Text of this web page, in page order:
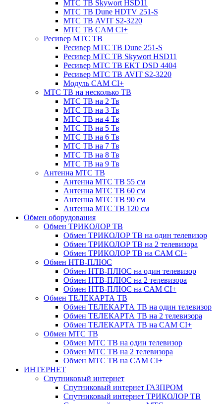
МТС ТВ Skywort HSD11
МТС ТВ Dune HDTV 251-S
МТС ТВ AVIT S2-3220
МТС ТВ CAM CI+
Ресивер МТС ТВ
Ресивер МТС ТВ Dune 251-S
Ресивер МТС ТВ Skywort HSD11
Ресивер МТС ТВ EKT DSD 4404
Ресивер МТС ТВ AVIT S2-3220
Модуль CAM CI+
МТС ТВ на несколько ТВ
МТС ТВ на 2 Тв
МТС ТВ на 3 Тв
МТС ТВ на 4 Тв
МТС ТВ на 5 Тв
МТС ТВ на 6 Тв
МТС ТВ на 7 Тв
МТС ТВ на 8 Тв
МТС ТВ на 9 Тв
Антенна МТС ТВ
Антенна МТС ТВ 55 см
Антенна МТС ТВ 60 см
Антенна МТС ТВ 90 см
Антенна МТС ТВ 120 см
Обмен оборудования
Обмен ТРИКОЛОР ТВ
Обмен ТРИКОЛОР ТВ на один телевизор
Обмен ТРИКОЛОР ТВ на 2 телевизора
Обмен ТРИКОЛОР ТВ на CAM CI+
Обмен НТВ-ПЛЮС
Обмен НТВ-ПЛЮС на один телевизор
Обмен НТВ-ПЛЮС на 2 телевизора
Обмен НТВ-ПЛЮС на CAM CI+
Обмен ТЕЛЕКАРТА ТВ
Обмен ТЕЛЕКАРТА ТВ на один телевизор
Обмен ТЕЛЕКАРТА ТВ на 2 телевизора
Обмен ТЕЛЕКАРТА ТВ на CAM CI+
Обмен МТС ТВ
Обмен МТС ТВ на один телевизор
Обмен МТС ТВ на 2 телевизора
Обмен МТС ТВ на CAM CI+
ИНТЕРНЕТ
Спутниковый интернет
Спутниковый интернет ГАЗПРОМ
Спутниковый интернет ТРИКОЛОР ТВ